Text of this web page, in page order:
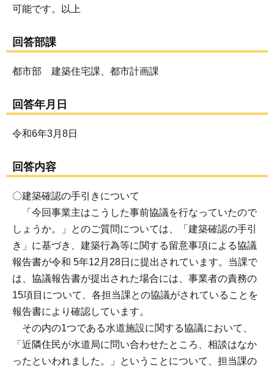
可能です。以上
回答部課
都市部 建築住宅課、都市計画課
回答年月日
令和6年3月8日
回答内容
〇建築確認の手引きについて
「今回事業主はこうした事前協議を行なっていたので
しょうか。」とのご質問については、「建築確認の手引
き」に基づき、建築行為等に関する留意事項による協議
報告書が令和 5年12月28日に提出されています。当課で
は、協議報告書が提出された場合には、事業者の責務の
15項目について、各担当課との協議がされていることを
報告書により確認しています。
その内の1つである水道施設に関する協議において、
「近隣住民が水道局に問い合わせたところ、相談はなか
ったといわれました。」ということについて、担当課の